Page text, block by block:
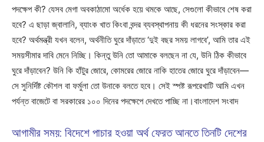
পদক্ষেপ কী? যেসব মেগা অবকাঠামো অর্ধেক হয়ে থমকে আছে, সেগুলো কীভাবে শেষ করা
হবে? এ ছাড়া জ্বালানি, ব্যাংক খাত কিংবা বন্দর ব্যবস্থাপনায় কী ধরনের সংস্কার করা
হবে? অর্থমন্ত্রী যখন বলেন, অর্থনীতি ঘুরে দাঁড়াতে ‘দুই বছর সময় লাগবে’, আমি তার এই
সময়সীমার দাবি মেনে নিচ্ছি। কিন্তু উনি তো আমাকে বলছেন না যে, উনি ঠিক কীভাবে
ঘুরে দাঁড়াবেন? উনি কি হাঁটুর জোরে, কোমরের জোরে নাকি হাতের জোরে ঘুরে দাঁড়াবেন—
সে সুনির্দিষ্ট কৌশল বা ফর্মুলা তো উনাকে বলতে হবে। সেই স্পষ্ট রূপরেখাটি আমি এখন
পর্যন্ত বাজেটে বা সরকারের ১০০ দিনের পদক্ষেপে দেখতে পাচ্ছি না।বাংলাদেশ সংবাদ
আগামীর সময়: বিদেশে পাচার হওয়া অর্থ ফেরত আনতে তিনটি দেশের